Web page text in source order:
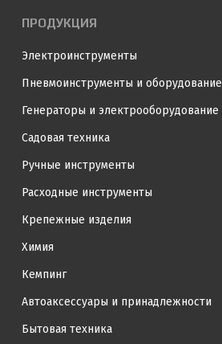
ПРОДУКЦИЯ
Электроинструменты
Пневмоинструменты и оборудование
Генераторы и электрооборудование
Садовая техника
Ручные инструменты
Расходные инструменты
Крепежные изделия
Химия
Кемпинг
Автоаксессуары и принадлежности
Бытовая техника